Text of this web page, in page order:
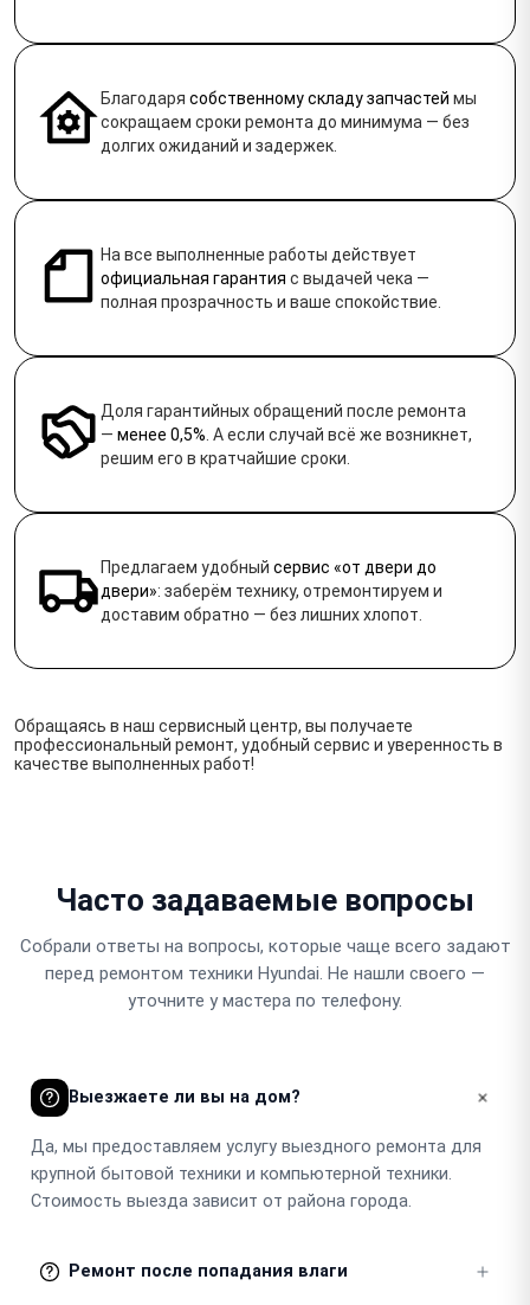
Благодаря собственному складу запчастей мы
сокращаем сроки ремонта до минимума — без
долгих ожиданий и задержек.
На все выполненные работы действует
официальная гарантия с выдачей чека —
полная прозрачность и ваше спокойствие.
Доля гарантийных обращений после ремонта
— менее 0,5% . А если случай всё же возникнет,
решим его в кратчайшие сроки.
Предлагаем удобный сервис «от двери до
двери»: заберём технику, отремонтируем и
доставим обратно — без лишних хлопот.
Обращаясь в наш сервисный центр, вы получаете
профессиональный ремонт, удобный сервис и уверенность в
качестве выполненных работ!
Часто задаваемые вопросы
Собрали ответы на вопросы, которые чаще всего задают
перед ремонтом техники Hyundai. Не нашли своего —
уточните у мастера по телефону.
Выезжаете ли вы на дом?
Да, мы предоставляем услугу выездного ремонта для
крупной бытовой техники и компьютерной техники.
Стоимость выезда зависит от района города.
Ремонт после попадания влаги